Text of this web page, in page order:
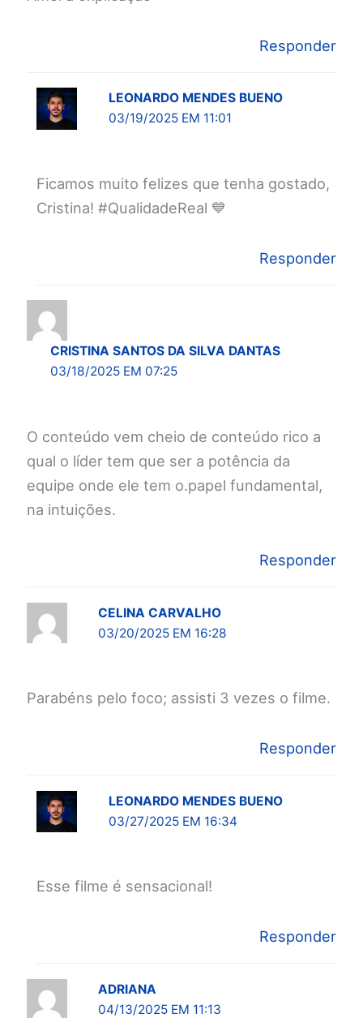
Responder
LEONARDO MENDES BUENO
03/19/2025 EM 11:01
Ficamos muito felizes que tenha gostado,
Cristina! #QualidadeReal 💙
Responder
CRISTINA SANTOS DA SILVA DANTAS
03/18/2025 EM 07:25
O conteúdo vem cheio de conteúdo rico a
qual o líder tem que ser a potência da
equipe onde ele tem o.papel fundamental,
na intuições.
Responder
CELINA CARVALHO
03/20/2025 EM 16:28
Parabéns pelo foco; assisti 3 vezes o filme.
Responder
LEONARDO MENDES BUENO
03/27/2025 EM 16:34
Esse filme é sensacional!
Responder
ADRIANA
04/13/2025 EM 11:13